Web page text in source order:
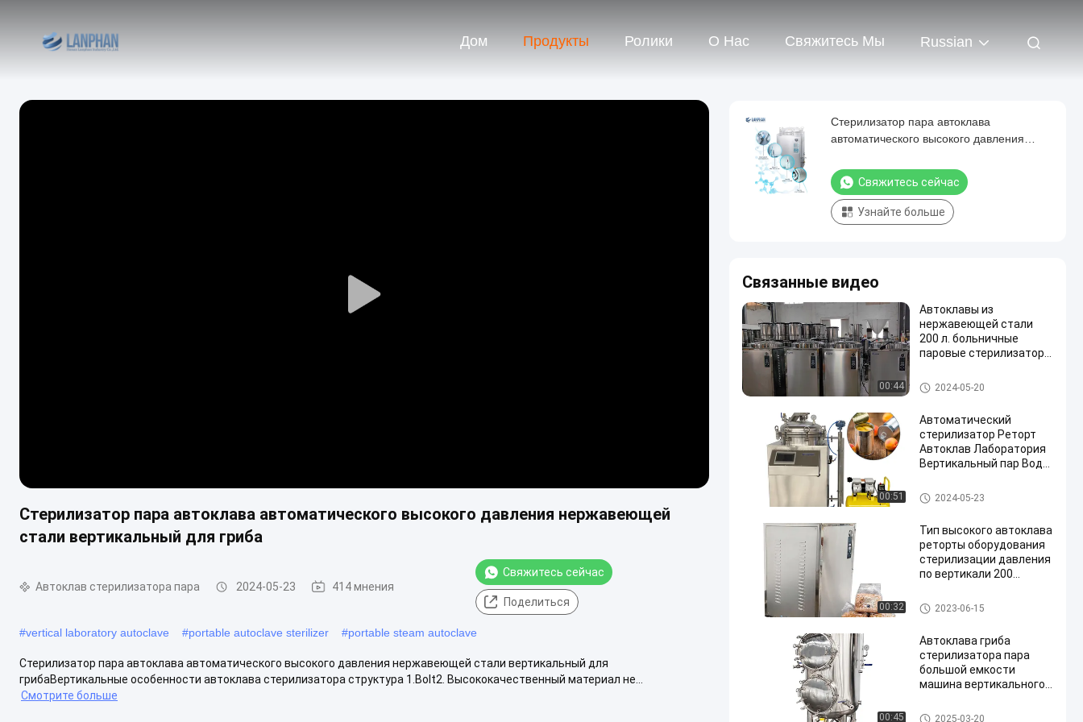
Дом Продукты Ролики О Нас Свяжитесь Мы Russian
Play
Стерилизатор пара автоклава автоматического высокого давления нержавеющей
стали вертикальный для гриба
Автоклав стерилизатора пара 2024-05-23 414 мнения
Свяжитесь сейчас
Поделиться
#vertical laboratory autoclave #portable autoclave sterilizer #portable steam autoclave
Стерилизатор пара автоклава автоматического высокого давления нержавеющей стали вертикальный для
грибаВертикальные особенности автоклава стерилизатора структура 1.Bolt2. Высококачественный материал не...
Смотрите больше
Стерилизатор пара автоклава
автоматического высокого давления
гриба
Свяжитесь сейчас
Узнайте больше
Связанные видео
00:44
Автоклавы из
нержавеющей стали
200 л. больничные
паровые стерилизаторы
лабораторное
оборудование
Автоклав стерилизатора пар
а
2024-05-20
00:51
Автоматический
стерилизатор Реторт
Автоклав Лаборатория
Вертикальный пар Вода
Автоклав стерилизатора пар
а
2024-05-23
00:32
Тип высокого автоклава
реторты оборудования
стерилизации давления
по вертикали 200
Автоклав стерилизатора пар
а
2023-06-15
00:45
Автоклава гриба
стерилизатора пара
большой емкости
машина вертикального
Автоклав стерилизатора пар
2025-03-20